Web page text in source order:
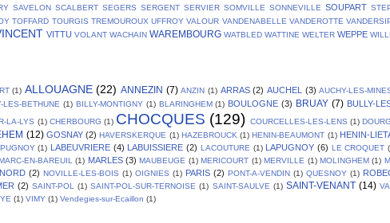
SAVELON SCALBERT SEGERS SERGENT SERVIER SOMVILLE SONNEVILLE SOUPART
TOFFARD TOURGIS TREMOUROUX UFFROY VALOUR VANDENABELLE VANDEROTTE
VITTU VOLANT WACHAIN WAREMBOURG WATBLED WATTINE WELTER WEPPE
(1) ALLOUAGNE (22) ANNEZIN (7) ANZIN (1) ARRAS (2) AUCHEL (3) AUCHY-LES-
LES-BETHUNE (1) BILLY-MONTIGNY (1) BLARINGHEM (1) BOULOGNE (3) BRUAY (7) BULLY-
LA-LYS (1) CHERBOURG (1) CHOCQUES (129) COURCELLES-LES-LENS (1)
(12) GOSNAY (2) HAVERSKERQUE (1) HAZEBROUCK (1) HENIN-BEAUMONT (1) HENIN-
(1) LABEUVRIERE (4) LABUISSIERE (2) LACOUTURE (1) LAPUGNOY (6) LE CROQUET
EN-BAREUIL (1) MARLES (3) MAUBEUGE (1) MERICOURT (1) MERVILLE (1) MOLINGHEM (1)
NORD (2) NOVILLE-LES-BOIS (1) OIGNIES (1) PARIS (2) PONT-A-VENDIN (1) QUESNOY (1)
(2) SAINT-POL (1) SAINT-POL-SUR-TERNOISE (1) SAINT-SAULVE (1) SAINT-VENANT (14)
(1) VIMY (1) Vendegies-sur-Ecaillon (1)